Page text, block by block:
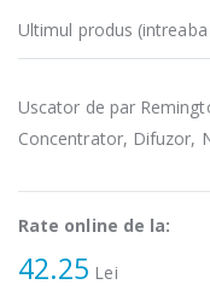
Ultimul produs
Uscator de par
Concentrator, Difuzor,
Rate online de la:
42.25 Lei
Fierbator
electric cu
89,00 Lei
-21%
carne Bosch ...